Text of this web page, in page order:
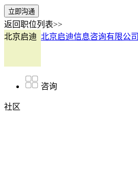
立即沟通
返回职位列表>>
北京启迪 北京启迪信息咨询有限公司
咨询
社区